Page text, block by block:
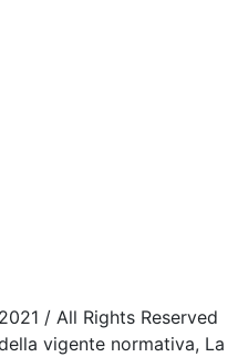
/ All Rights Reserved
vigente normativa, La